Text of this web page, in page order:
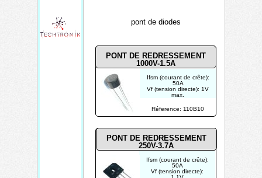
Réference: 110B10
PONT DE REDRESSEMENT
1000V-1.5A
PONT DE REDRESSEMENT
250V-3.7A
Ifsm (courant de crête):
50A
Vf (tension directe): 1V
max.
1000V max.
Ir (courant inverse):
10µA
Ifsm (courant de crête):
50A
Vf (tension directe):
pont de diodes